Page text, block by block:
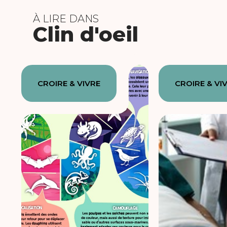
À LIRE DANS
Clin d'oeil
CROIRE & VIVRE CROIRE &